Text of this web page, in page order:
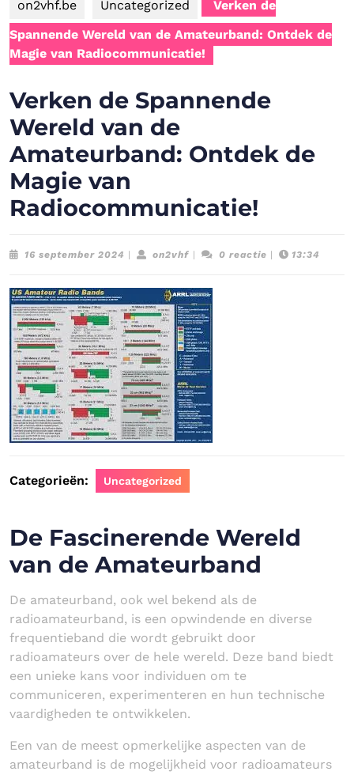
on2vhf.be Uncategorized
Verken de
Spannende Wereld van de Amateurband: Ontdek de
Magie van Radiocommunicatie!
Verken de Spannende
Wereld van de
Amateurband: Ontdek de
Magie van
Radiocommunicatie!
16 september 2024 16
on2vhfon2vhf0 reactie 13:34
Categorieën: Uncategorized
De Fascinerende Wereld
van de Amateurband
De amateurband, ook wel bekend als de
radioamateurband, is een opwindende en diverse
frequentieband die wordt gebruikt door
radioamateurs over de hele wereld. Deze band biedt
een unieke kans voor individuen om te
communiceren, experimenteren en hun technische
vaardigheden te ontwikkelen.
Een van de meest opmerkelijke aspecten van de
amateurband is de mogelijkheid voor radioamateurs